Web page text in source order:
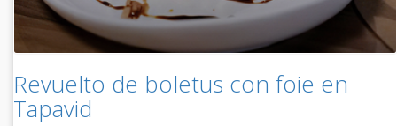
Revuelto de boletus con foie en
Tapavid